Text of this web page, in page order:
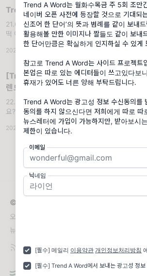
Trend A Word는 월화수목금 주 5회 조만
네이버 오픈 사전에 등장할 것으로 기대되
신조어 한 단어’의 뜻과 범례를 같이 보내
활용해볼 만한 이미지나 짤들도 같이 보내
한 단어만큼은 확실하게 인지하실 수 있게
참고로 Trend A Word는 사이드 프로젝트
본업은 따로 있는 에디터들이 쓰고있다보
휴재가 있어도 너른 양해 부탁드립니다.
Trend A Word는 광고성 정보 수신동의를
동의를 하지 않으신다면 저희에게 따로 따
뉴스레터에 가입이 가능하지만, 받아보시
제한이 있습니다.
이메일
닉네임
[필수] 메일리 이용약관 개인정보처리방침
[필수] Trend A Word에서 보내는 광고성 정보
Trend A Word 15호 : [할매니얼]
21.04.09(금). 용례 1. A: 오늘 뭐 먹을래? 엽
떡 어때? B: 나 요즘 엽떡이 안떙겨... 슴슴한
것이 좋은데 오늘 저녁에 소고기무국 어때? A:
읭... 너가 그 유명한 할매니얼이니 ㅋㅋㅋ
2021.04.09
[Trend A Word #168] 아니 선생님 트
렌드 그 잡채네요... 나 왜 잡채야...?
22.10.13 (목) '그잡채'. 용례 1. 트렌드어워드
요? 밈 짤 모음집 그 잡채 아닌가요? 백 OO 씨
2. 일주일에 3번씩 가는 밥집이 있는데, 솔직
히 이정도면 단골 그 잡채 아님? 이 OO 씨
2022.10.13 · 조회 6.93K
© 2026 Trend A Word
오늘 꼭 알아야 하는 트렌드 한 단어!
뉴스레터 문의